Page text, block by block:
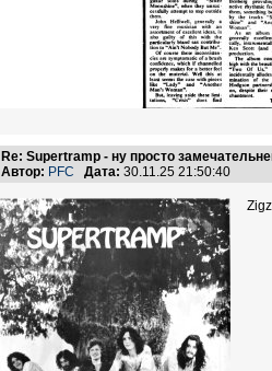
Re: Supertramp - ну просто
Автор: PFC Дата: 30.11.25 21:50:40